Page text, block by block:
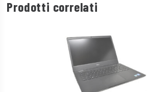
Prodotti correlati